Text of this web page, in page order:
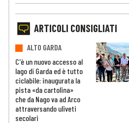
ARTICOLI CONSIGLIATI
ALTO GARDA
C'è un nuovo accesso al
lago di Garda ed è tutto
ciclabile: inaugurata la
pista «da cartolina»
che da Nago va ad Arco
attraversando uliveti
secolari